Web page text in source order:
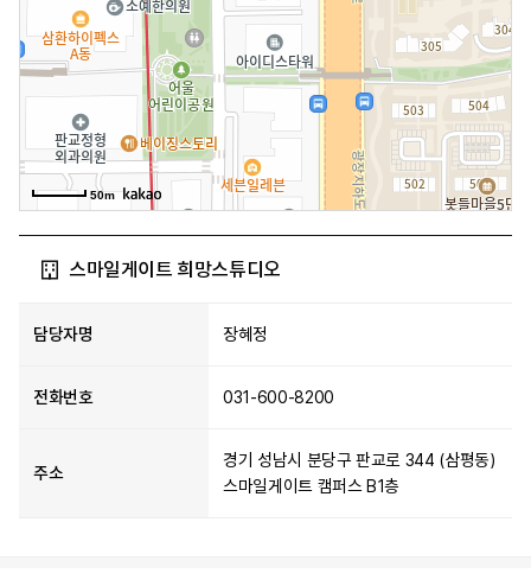
50m
스마일게이트 희망스튜디오
담당자명 장혜정
전화번호 031-600-8200
주소
경기 성남시 분당구 판교로 344 (삼평동)
스마일게이트 캠퍼스 B1층